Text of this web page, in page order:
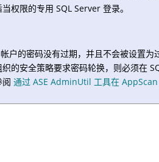
权限的专用 SQL Server 登录。
户的密码没有过期，并且不会被设置
的安全策略要求密码轮换，则必须在
阅通过 ASE AdminUtil 工具在